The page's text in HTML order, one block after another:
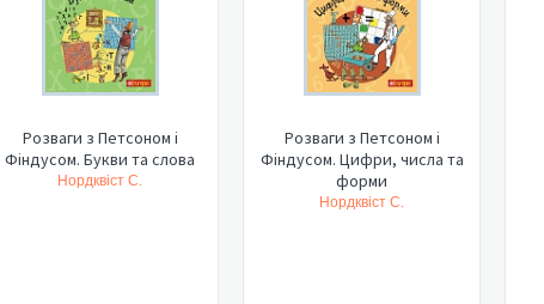
Розваги з Петсоном і
Фіндусом. Букви та слова
Нордквіст С.
Розваги з Петсоном і
Фіндусом. Цифри, числа та
форми
Нордквіст С.